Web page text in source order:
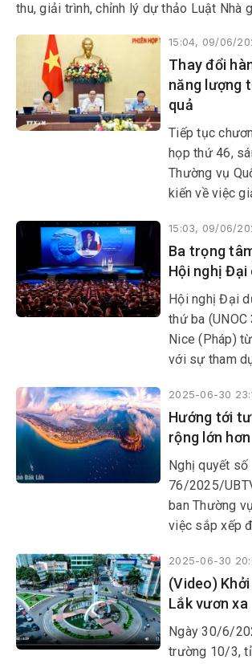
thu, giải trình, chỉnh lý dự thảo Luật Nhà
15:04, 09/06/
Thay đổi
năng lượng
quả
Tiếp tục
họp thứ 46,
Thường vụ
kiến về việc
bổ sung một
Sử dụng năng
và hiệu quả.
15:03, 09/06/
Ba trọng
Hội nghị Đại
Hội nghị Đại
thứ ba
Nice (Pháp)
với sự tham
đứng đầu
hàng nghìn
các tổ chức tài
tổ chức phi
đồng khoa
nhân.
2025-06-30
Hướng tới
rộng lớn hơn
Nghị quyết số
76/2025/
ban Thường
việc sắp xếp
chứng rõ nét
và quyết tâm
mẽ của Đảng
2025-06-30
(Video)
Lắk vươn xa
Ngày 30/6/
trường 10/3,